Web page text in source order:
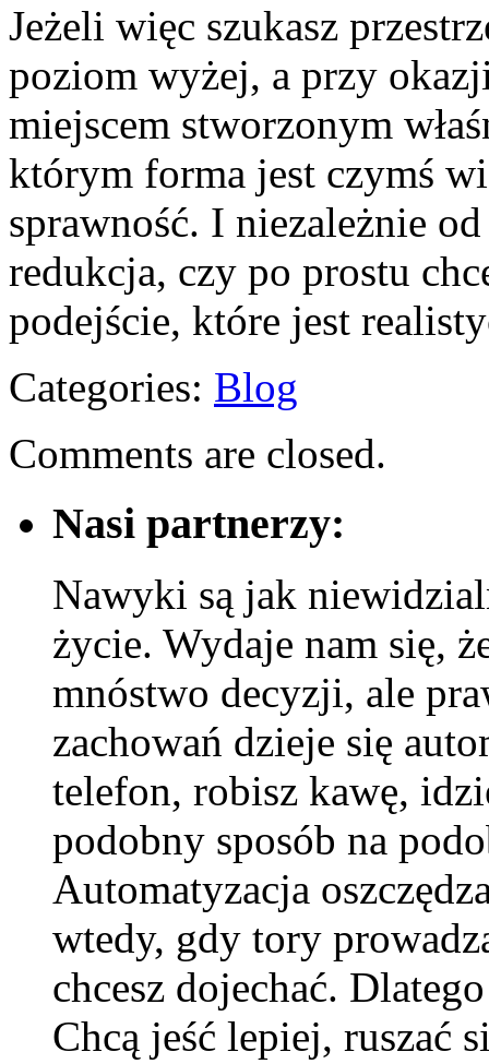
Jeżeli więc szukasz
poziom wyżej, a przy
miejscem stworzonym
którym forma jest czymś
sprawność. I niezależnie
redukcja, czy po prostu
podejście, które jest
Categories: Blog
Comments are closed.
Nasi partnerzy:
Nawyki są jak
życie. Wydaje nam się,
mnóstwo decyzji, ale
zachowań dzieje się
telefon, robisz kawę,
podobny sposób na
Automatyzacja
wtedy, gdy tory
chcesz dojechać.
Chcą jeść lepiej, ruszać